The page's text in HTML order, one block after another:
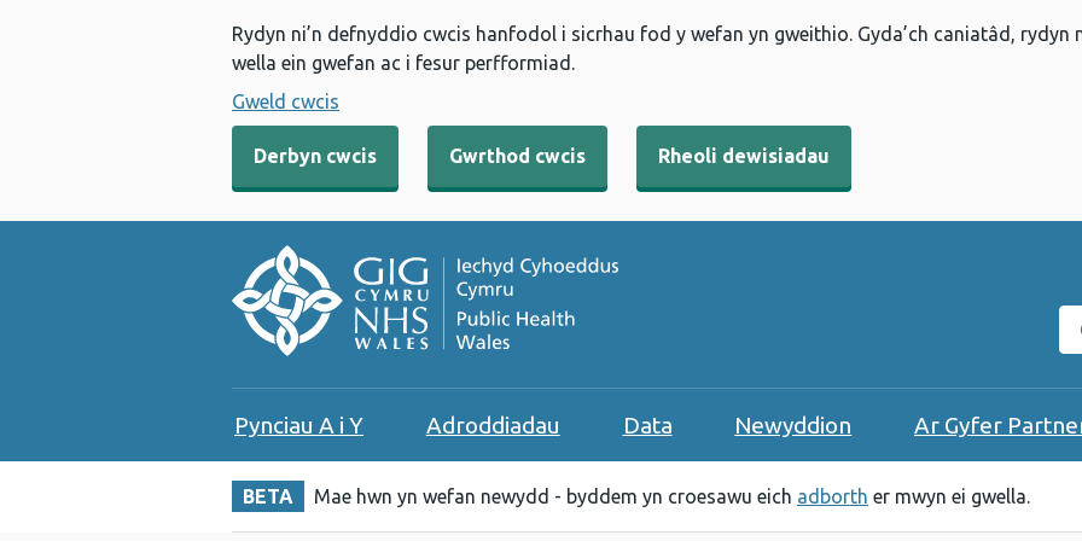
Rydyn ni’n defnyddio cwcis hanfodol i sicrhau fod y wefan yn gweithio. Gyda’ch caniatâd,
wella ein gwefan ac i fesur perfformiad.
Gweld cwcis
Derbyn cwcis Gwrthod cwcis Rheoli dewisiadau
Pynciau A i Y Adroddiadau Data Newyddion Ar Gyfer
BETA Mae hwn yn wefan newydd - byddem yn croesawu eich adborth er mwyn ei gwella.